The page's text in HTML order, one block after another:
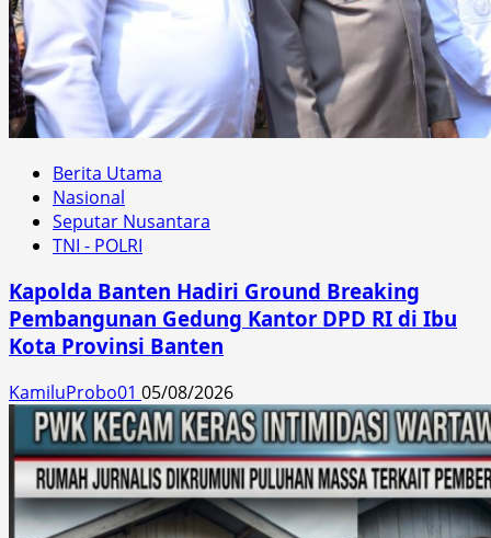
Berita Utama
Nasional
Seputar Nusantara
TNI - POLRI
Kapolda Banten Hadiri Ground Breaking
Pembangunan Gedung Kantor DPD RI di Ibu
Kota Provinsi Banten
KamiluProbo01 05/08/2026